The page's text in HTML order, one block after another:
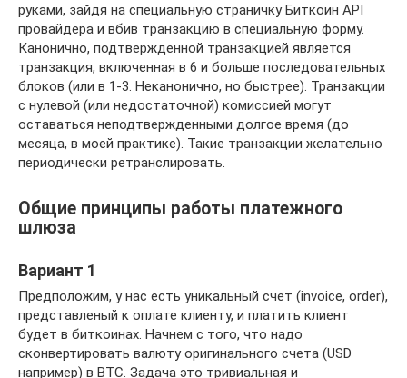
руками, зайдя на специальную страничку Биткоин API
провайдера и вбив транзакцию в специальную форму.
Канонично, подтвержденной транзакцией является
транзакция, включенная в 6 и больше последовательных
блоков (или в 1-3. Неканонично, но быстрее). Транзакции
с нулевой (или недостаточной) комиссией могут
оставаться неподтвержденными долгое время (до
месяца, в моей практике). Такие транзакции желательно
периодически ретранслировать.
Общие принципы работы платежного
шлюза
Вариант 1
Предположим, у нас есть уникальный счет (invoice, order),
представленый к оплате клиенту, и платить клиент
будет в биткоинах. Начнем с того, что надо
сконвертировать валюту оригинального счета (USD
например) в BTC. Задача это тривиальная и